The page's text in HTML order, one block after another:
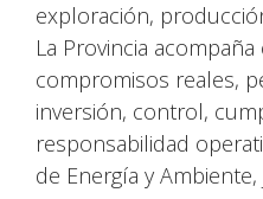
exploración,
La Provincia
compromisos reales,
inversión, control,
responsabilidad
de Energía y Ambiente,